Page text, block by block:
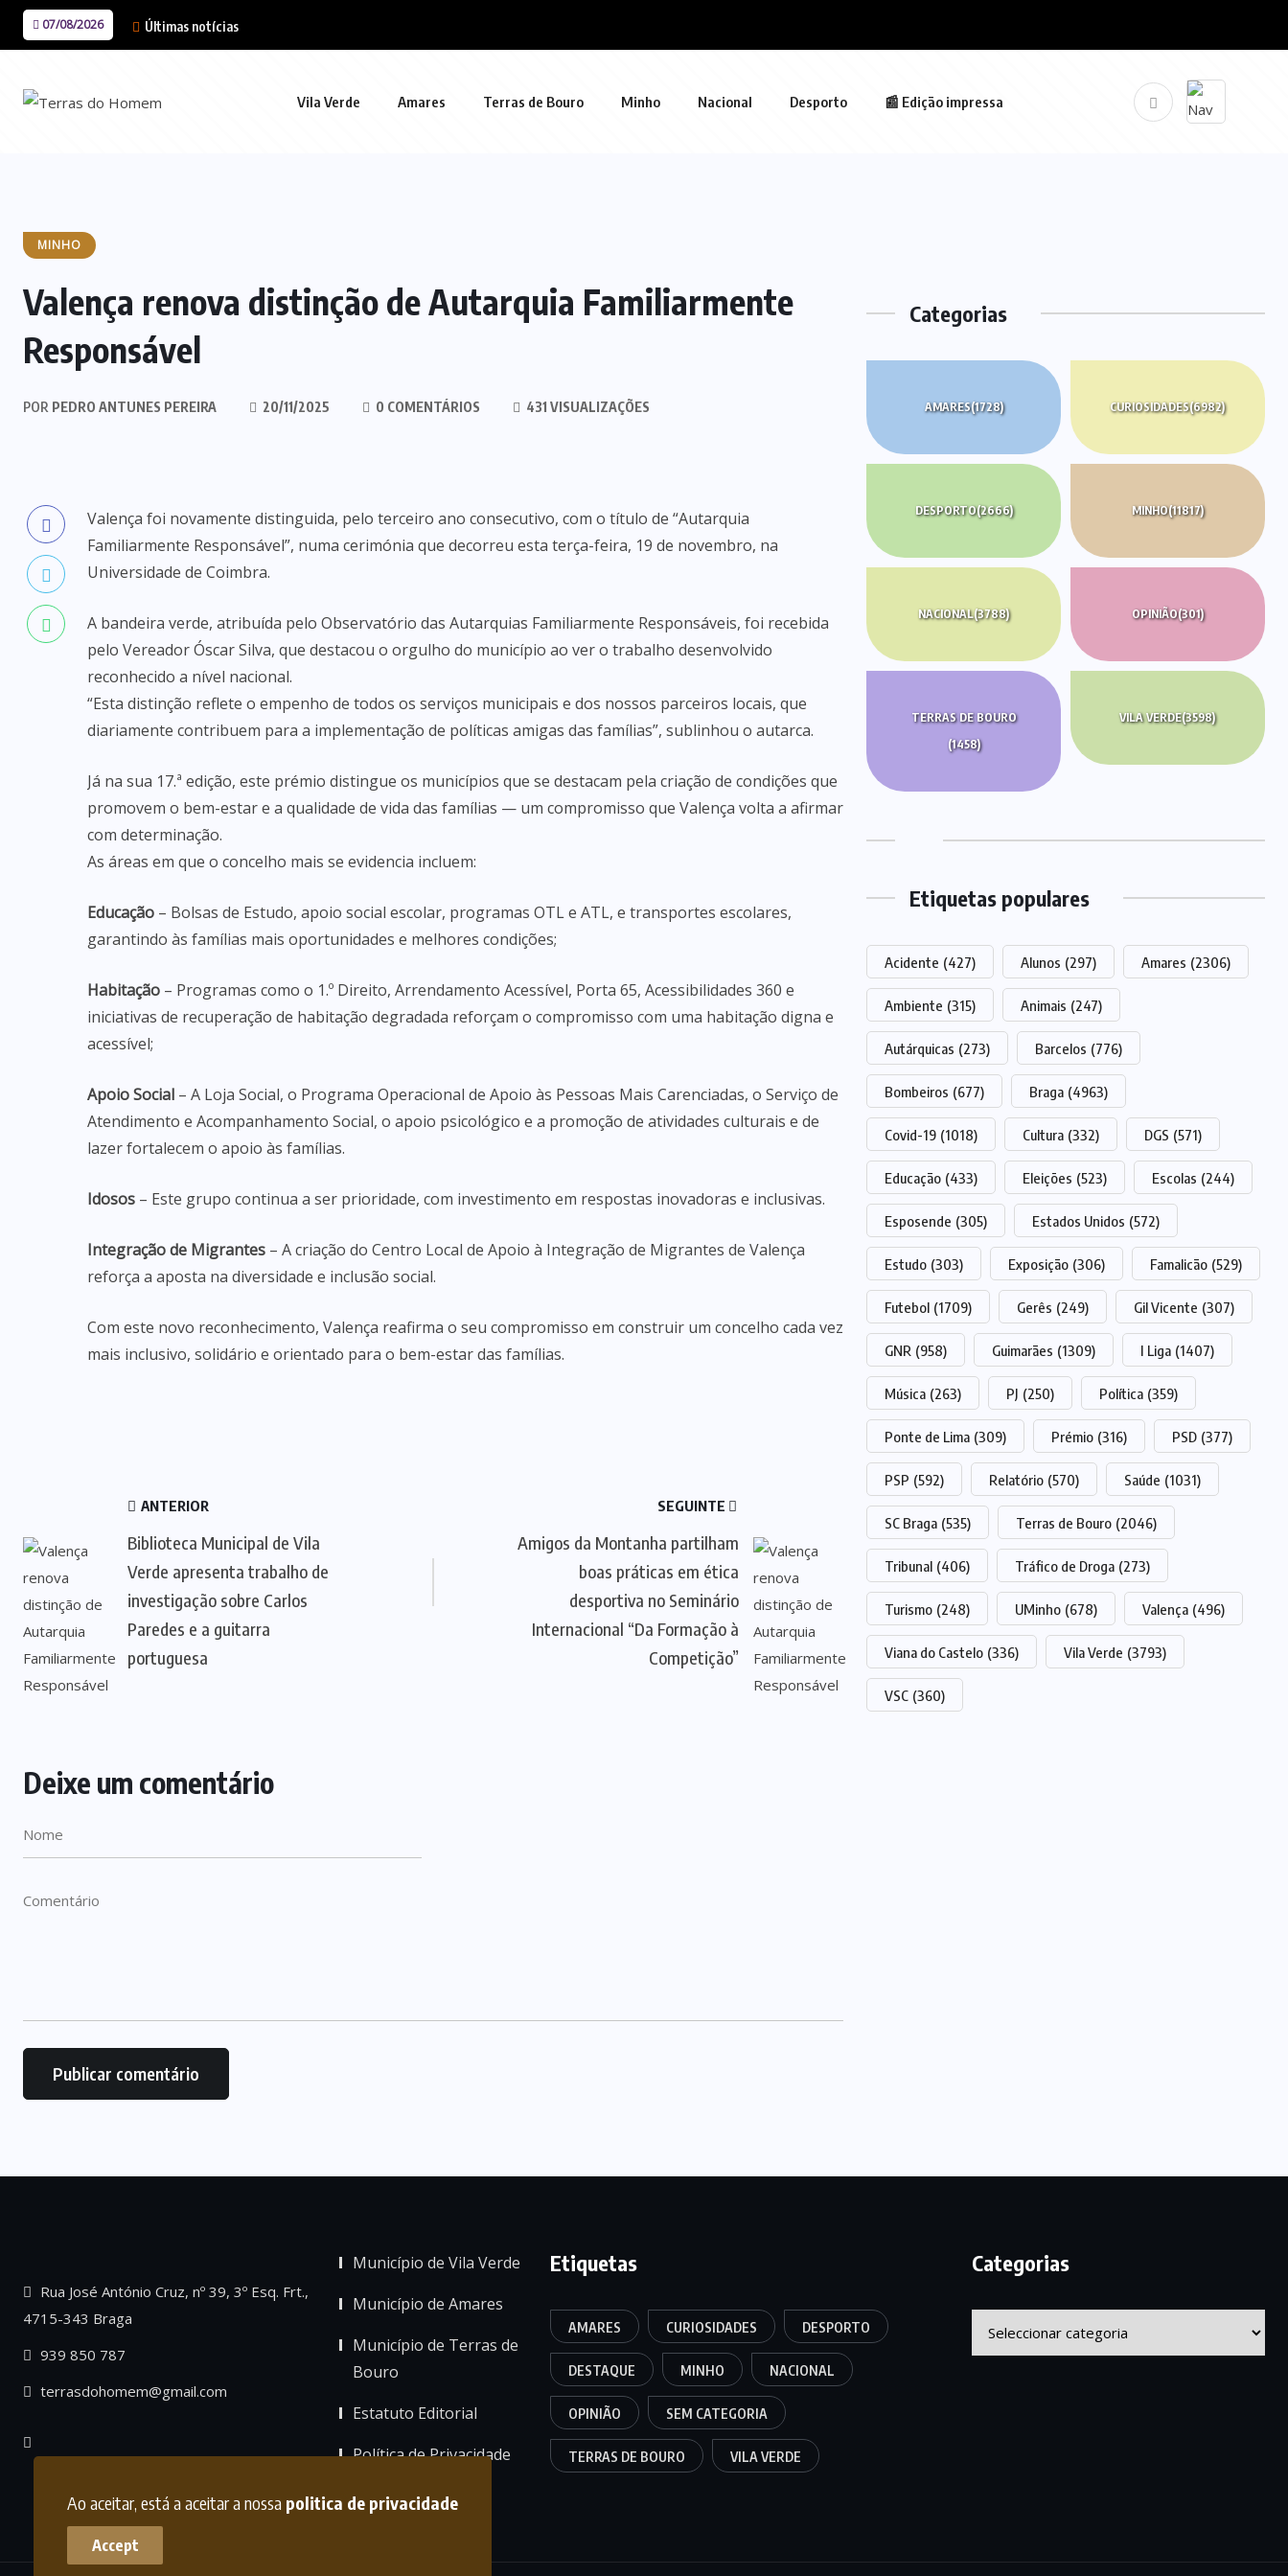
Ao aceitar, está a aceitar a nossa politica de privacidade
Accept
07/08/2026 Últimas notícias
Vila Verde Amares Terras de Bouro Minho Nacional Desporto 📰 Edição impressa
MINHO
Valença renova distinção de Autarquia Familiarmente
Responsável
POR PEDRO ANTUNES PEREIRA 20/11/2025 0 COMENTÁRIOS 431 VISUALIZAÇÕES
Valença foi novamente distinguida, pelo terceiro ano consecutivo, com o título de “Autarquia
Familiarmente Responsável”, numa cerimónia que decorreu esta terça-feira, 19 de novembro, na
Universidade de Coimbra.
A bandeira verde, atribuída pelo Observatório das Autarquias Familiarmente Responsáveis, foi recebida
pelo Vereador Óscar Silva, que destacou o orgulho do município ao ver o trabalho desenvolvido
reconhecido a nível nacional.
“Esta distinção reflete o empenho de todos os serviços municipais e dos nossos parceiros locais, que
diariamente contribuem para a implementação de políticas amigas das famílias”, sublinhou o autarca.
Já na sua 17.ª edição, este prémio distingue os municípios que se destacam pela criação de condições que
promovem o bem-estar e a qualidade de vida das famílias — um compromisso que Valença volta a afirmar
com determinação.
As áreas em que o concelho mais se evidencia incluem:
Educação – Bolsas de Estudo, apoio social escolar, programas OTL e ATL, e transportes escolares,
garantindo às famílias mais oportunidades e melhores condições;
Habitação – Programas como o 1.º Direito, Arrendamento Acessível, Porta 65, Acessibilidades 360 e
iniciativas de recuperação de habitação degradada reforçam o compromisso com uma habitação digna e
acessível;
Apoio Social – A Loja Social, o Programa Operacional de Apoio às Pessoas Mais Carenciadas, o Serviço de
Atendimento e Acompanhamento Social, o apoio psicológico e a promoção de atividades culturais e de
lazer fortalecem o apoio às famílias.
Idosos – Este grupo continua a ser prioridade, com investimento em respostas inovadoras e inclusivas.
Integração de Migrantes – A criação do Centro Local de Apoio à Integração de Migrantes de Valença
reforça a aposta na diversidade e inclusão social.
Com este novo reconhecimento, Valença reafirma o seu compromisso em construir um concelho cada vez
mais inclusivo, solidário e orientado para o bem-estar das famílias.
ANTERIOR
Biblioteca Municipal de Vila
Verde apresenta trabalho de
investigação sobre Carlos
Paredes e a guitarra
portuguesa
SEGUINTE
Amigos da Montanha partilham
boas práticas em ética
desportiva no Seminário
Internacional “Da Formação à
Competição”
Deixe um comentário
Categorias
AMARES(1728) CURIOSIDADES(6982)
DESPORTO(2666) MINHO(11817)
NACIONAL(3788) OPINIÃO(301)
TERRAS DE BOURO
(1458)
VILA VERDE(3598)
Etiquetas populares
Acidente (427) Alunos (297) Amares (2306)
Ambiente (315) Animais (247)
Autárquicas (273) Barcelos (776)
Bombeiros (677) Braga (4963)
Covid-19 (1018) Cultura (332) DGS (571)
Educação (433) Eleições (523) Escolas (244)
Esposende (305) Estados Unidos (572)
Estudo (303) Exposição (306) Famalicão (529)
Futebol (1709) Gerês (249) Gil Vicente (307)
GNR (958) Guimarães (1309) I Liga (1407)
Música (263) PJ (250) Política (359)
Ponte de Lima (309) Prémio (316) PSD (377)
PSP (592) Relatório (570) Saúde (1031)
SC Braga (535) Terras de Bouro (2046)
Tribunal (406) Tráfico de Droga (273)
Turismo (248) UMinho (678) Valença (496)
Viana do Castelo (336) Vila Verde (3793)
VSC (360)
Rua José António Cruz, nº 39, 3º Esq. Frt.,
4715-343 Braga
939 850 787
terrasdohomem@gmail.com
Município de Vila Verde
Município de Amares
Município de Terras de
Bouro
Estatuto Editorial
Política de Privacidade
Etiquetas
AMARES CURIOSIDADES DESPORTO
DESTAQUE MINHO NACIONAL
OPINIÃO SEM CATEGORIA
TERRAS DE BOURO VILA VERDE
Categorias